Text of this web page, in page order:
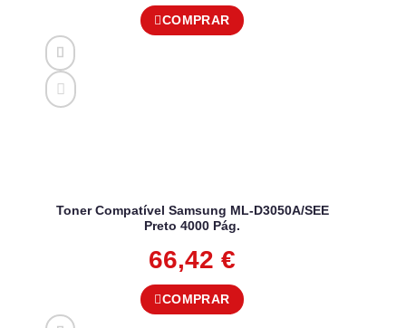
COMPRAR
Toner Compatível Samsung ML-D3050A/SEE
Preto 4000 Pág.
66,42 €
COMPRAR